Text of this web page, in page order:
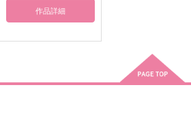
BIRTHDAY
全年齢（よいこ）はこ
こまで！
作品詳細